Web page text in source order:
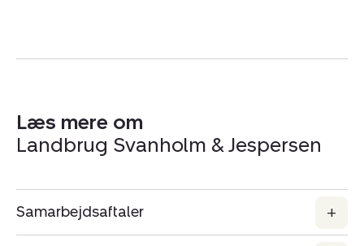
Læs mere om
Landbrug Svanholm & Jespersen
Samarbejdsaftaler